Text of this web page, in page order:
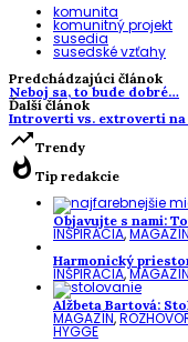
komunita
komunitný projekt
susedia
susedské vzťahy
Predchádzajúci článok
Neboj sa, to bude dobré…
Ďalší článok
Introverti vs. extroverti na
trending_upTrendy
whatshot Tip redakcie
Objavujte s nami:
INŠPIRÁCIA,
Harmonický
INŠPIRÁCIA,
Alžbeta Bartová:
MAGAZÍN,
HYGGE